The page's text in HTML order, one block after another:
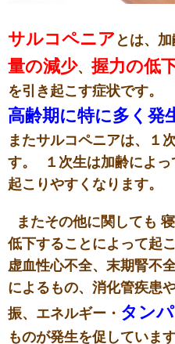
サルコペニア とは、
量の減少、 握力の低
を引き起こす症状です。
高齢期に特に多く発
またサルコペニアは、１
す。 １次生は加齢によっ
起こりやすくなります。
またその他に関しても
低下することによって起
虚血性心不全、末期腎不
によるもの、消化管疾患
振、エネルギー・ タン
ものが発生を促しています